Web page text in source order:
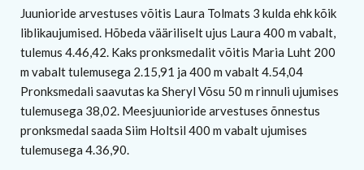
Juunioride arvestuses võitis Laura Tolmats 3 kulda ehk kõik
liblikaujumised. Hõbeda vääriliselt ujus Laura 400 m vabalt,
tulemus 4.46,42. Kaks pronksmedalit võitis Maria Luht 200
m vabalt tulemusega 2.15,91 ja 400 m vabalt 4.54,04
Pronksmedali saavutas ka Sheryl Võsu 50 m rinnuli ujumises
tulemusega 38,02. Meesjuunioride arvestuses õnnestus
pronksmedal saada Siim Holtsil 400 m vabalt ujumises
tulemusega 4.36,90.